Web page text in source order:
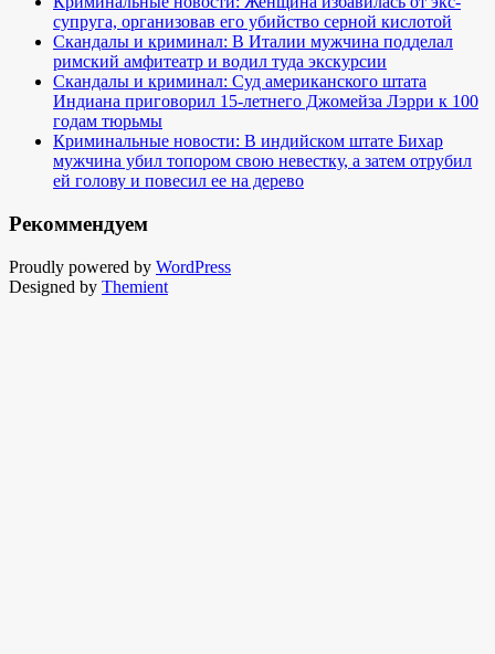
супруга, организовав его убийство серной кислотой
Скандалы и криминал: В Италии мужчина подделал
римский амфитеатр и водил туда экскурсии
Скандалы и криминал: Суд американского штата
Индиана приговорил 15-летнего Джомейза Лэрри к 100
годам тюрьмы
Криминальные новости: В индийском штате Бихар
мужчина убил топором свою невестку, а затем отрубил
ей голову и повесил ее на дерево
Рекоммендуем
Proudly powered by WordPress
Designed by Themient